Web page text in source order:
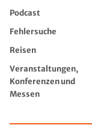
Podcast
Fehlersuche
Reisen
Veranstaltungen,
Konferenzen und
Messen